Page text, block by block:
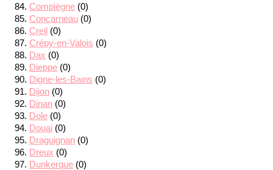
Compiègne (0)
Concarneau (0)
Creil (0)
Crépy-en-Valois (0)
Dax (0)
Dieppe (0)
Digne-les-Bains (0)
Dijon (0)
Dinan (0)
Dole (0)
Douai (0)
Draguignan (0)
Dreux (0)
Dunkerque (0)